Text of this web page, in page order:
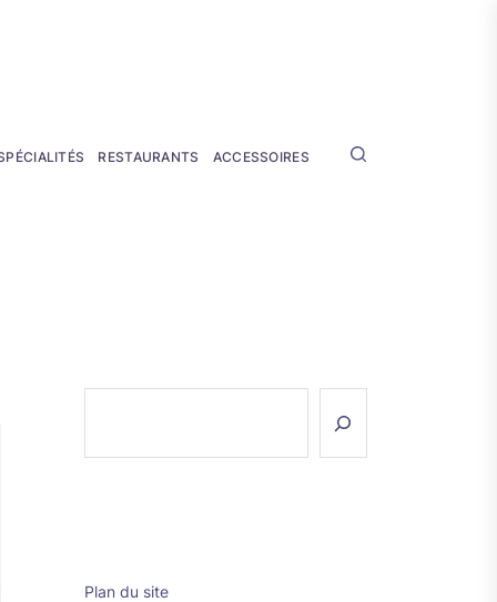
RESTAURANTS ACCESSOIRES
Plan du site